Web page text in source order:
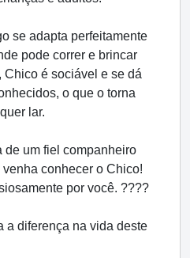
se adapta perfeitamente
pode correr e brincar
Chico é sociável e se dá
o que o torna
lar.
de um fiel companheiro
conhecer o Chico!
por você. ????
a diferença na vida deste